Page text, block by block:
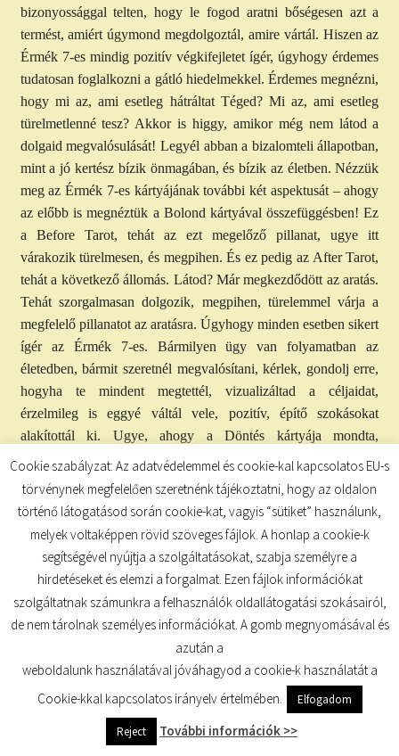
bizonyossággal telten, hogy le fogod aratni bőségesen azt a
termést, amiért úgymond megdolgoztál, amire vártál. Hiszen az
Érmék 7-es mindig pozitív végkifejletet ígér, úgyhogy érdemes
tudatosan foglalkozni a gátló hiedelmekkel. Érdemes megnézni,
hogy mi az, ami esetleg hátráltat Téged? Mi az, ami esetleg
türelmetlenné tesz? Akkor is higgy, amikor még nem látod a
dolgaid megvalósulását! Legyél abban a bizalomteli állapotban,
mint a jó kertész bízik önmagában, és bízik az életben. Nézzük
meg az Érmék 7-es kártyájának további két aspektusát – ahogy
az előbb is megnéztük a Bolond kártyával összefüggésben! Ez
a Before Tarot, tehát az ezt megelőző pillanat, ugye itt
várakozik türelmesen, és megpihen. És ez pedig az After Tarot,
tehát a következő állomás. Látod? Már megkezdődött az aratás.
Tehát szorgalmasan dolgozik, megpihen, türelemmel várja a
megfelelő pillanatot az aratásra. Úgyhogy minden esetben sikert
ígér az Érmék 7-es. Bármilyen ügy van folyamatban az
életedben, bármit szeretnél megvalósítani, kérlek, gondolj erre,
hogyha te mindent megtettél, vizualizáltad a céljaidat,
érzelmileg is eggyé váltál vele, pozitív, építő szokásokat
alakítottál ki. Ugye, ahogy a Döntés kártyája mondta,
kigyomláltad a mindazt, ami hátráltat, és mindennap
szorgalmasan tettél a céljaid eléréséért, akkor tudd, hogy
mindaz az energia, amit belefektettél, megtérül, és ugye,
hamarosan itt a szeptember, az aratás hónapja, tehát terveid és
mindaz, amit ilyen szeretettel gondozol, be fog érni aratás
időszakára. Bízz az életben, bízz a folyamatban, és cselekedj a
megfelelő pillanatban – érezni fogod azt a pillanatot, és higgy a
megvalósulásban! Az ember jutalma, hogy meglátja, amiben
hisz, amikor még csak hisz abban, ami nem látható. Ne feledd
látod a megvalósulást, és meg fogod látni mindazt, amiben
hiszel!
Cookie szabályzat: Az adatvédelemmel és cookie-kal kapcsolatos EU-s
törvénynek megfelelően szeretnénk tájékoztatni, hogy az oldalon
történő látogatásod során cookie-kat, vagyis “sütiket” használunk,
melyek voltaképpen rövid szöveges fájlok. A honlap a cookie-k
segítségével nyújtja a szolgáltatásokat, szabja személyre a
hirdetéseket és elemzi a forgalmat. Ezen fájlok információkat
szolgáltatnak számunkra a felhasználók oldallátogatási szokásairól,
de nem tárolnak személyes információkat. A gomb megnyomásával és
azután a
weboldalunk használatával jóváhagyod a cookie-k használatát a
Cookie-kkal kapcsolatos irányelv értelmében.
Elfogadom
Reject További információk >>